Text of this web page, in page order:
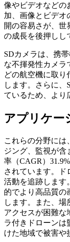
像やビデオなどの
加、画像とビデオ
開の容易さが、世
の成長を後押しし
SDカメラは、携
な不揮発性カメラ
どの航空機に取り
します。さらに、
ているため、より
アプリケー
これらの分野には
ジング、監視が含
率（CAGR）
されています。ド
活動を追跡します
的でより高品質の
します。また、場
アクセスが困難な
ラ付きドローンは
けた地域で被害や